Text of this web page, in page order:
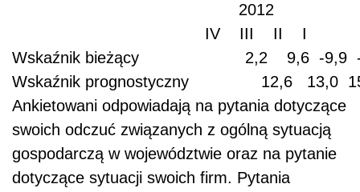
2012
IV    III    II    I
Wskaźnik bieżący                      2,2    9,6  -9,9
Wskaźnik prognostyczny               12,6   13,0
Ankietowani odpowiadają na pytania dotyczące
swoich odczuć związanych z ogólną sytuacją
gospodarczą w województwie oraz na pytanie
dotyczące sytuacji swoich firm. Pytania